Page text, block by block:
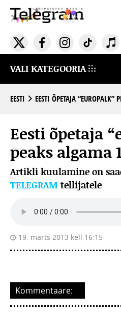
VALI KATEGOORIA
EESTI EESTI ÕPETAJA
Eesti õpetaja
peaks algama
Artikli kuulamine on
TELEGRAM tellijatele
19. märts 2013 kell 16:15
Kommentaare: